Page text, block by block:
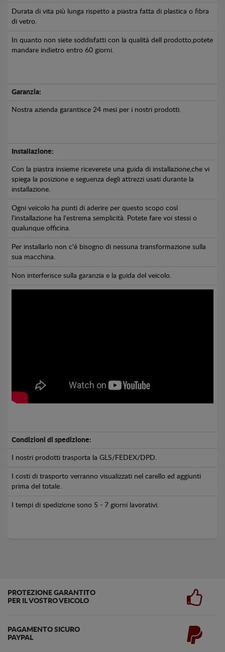
Durata di vita più lunga rispetto a piastra fatta di plastica o fibra
di vetro.
In quanto non siete soddisfatti con la qualità dell prodotto,potete
mandare indietro entro 60 giorni.
Garanzia:
Nostra azienda garantisce 24 mesi per i nostri prodotti.
Installazione:
Con la piastra insieme riceverete una guida di installazione,che vi
spiega la posizione e seguenza degli attrezzi usati durante la
installazione.
Ogni veicolo ha punti di aderire per questo scopo così
l'installazione ha l'estrema semplicità. Potete fare voi stessi o
qualunque officina.
Per installarlo non c'è bisogno di nessuna transformazione sulla
sua macchina.
Non interferisce sulla garanzia e la guida del veicolo.
Condizioni di spedizione:
I nostri prodotti trasporta la GLS/FEDEX/DPD.
I costi di trasporto verranno visualizzati nel carello ed aggiunti
prima del totale.
I tempi di spedizione sono 5 - 7 giorni lavorativi.
PROTEZIONE GARANTITO
PER IL VOSTRO VEICOLO
PAGAMENTO SICURO
PAYPAL